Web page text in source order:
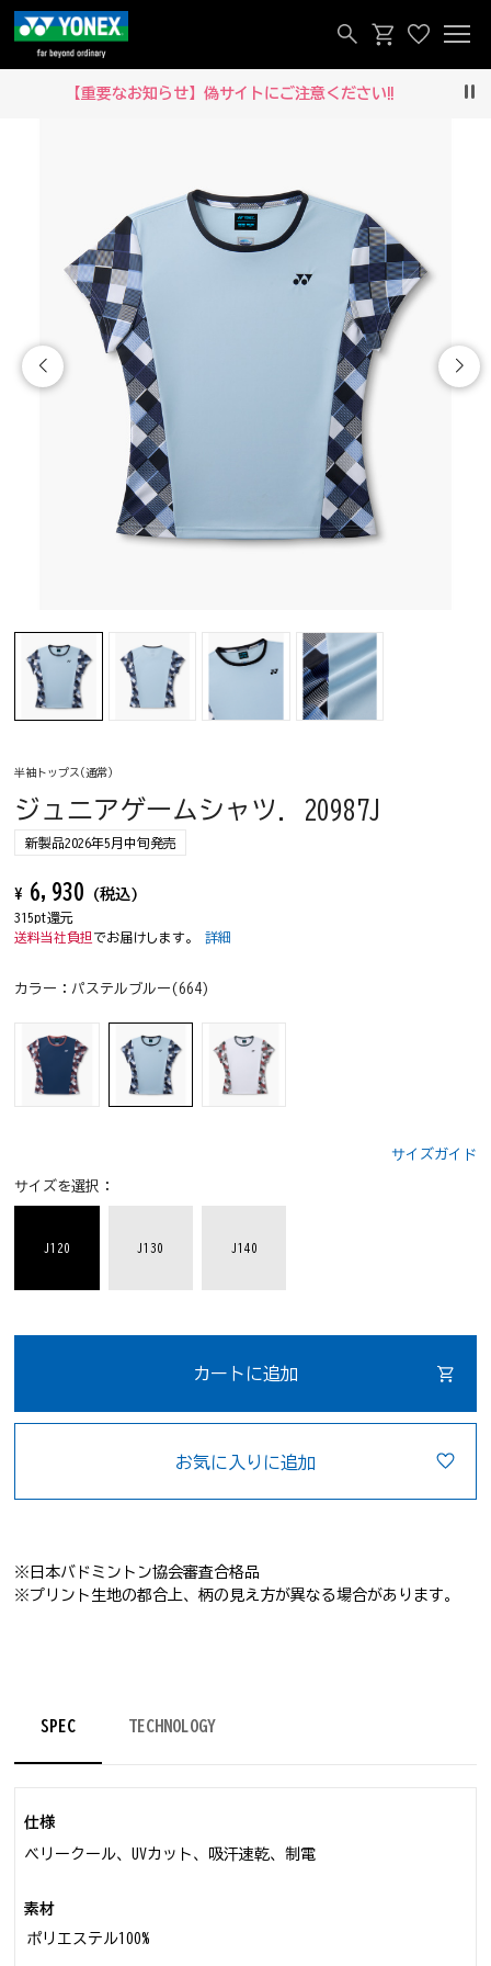
【重要なお知らせ】偽サイトにご注意ください‼
半袖トップス(通常)
ジュニアゲームシャツ. 20987J
新製品2026年5月中旬発売
¥ 6,930 (税込)
315pt還元
送料当社負担 でお届けします。詳細
カラー： パステルブルー(664)
サイズガイド
サイズを選択：
J120 J130 J140
カートに追加
お気に入りに追加
※日本バドミントン協会審査合格品
※プリント生地の都合上、柄の見え方が異なる場合があります。
SPEC TECHNOLOGY
仕様
ベリークール、UVカット、吸汗速乾、制電
素材
ポリエステル100%